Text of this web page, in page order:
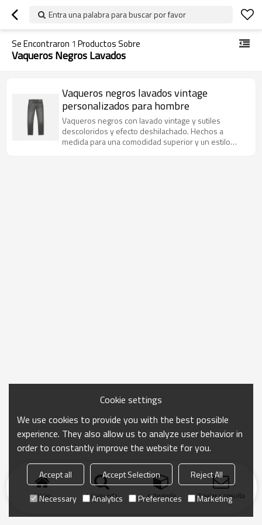
Entra una palabra para buscar por favor
Se Encontraron 1 Productos Sobre
Vaqueros Negros Lavados
Vaqueros negros lavados vintage
personalizados para hombre
Vaqueros negros con lavado vintage y sutiles
descoloridos y efecto deshilachado. Hechos a
medida para una comodidad superior y un estilo
Inicio búsqueda categoría Enviar consulta
Cookie settings
We use cookies to provide you with the best possible
experience. They also allow us to analyze user behavior in
order to constantly improve the website for you.
Accept all Accept Selection
Reject All
Necessary
Analytics Preferences Marketing